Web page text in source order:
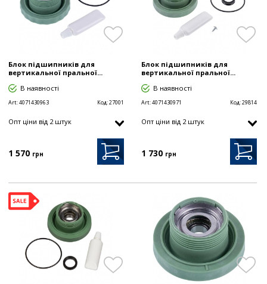
Блок підшипників для
вертикальної пральної...
В наявності
Art:4071430963 Код:27001
Опт цiни від 2 штук
1 570 грн
Блок підшипників для
вертикальної пральної...
В наявності
Art:4071430971 Код:29814
Опт цiни від 2 штук
1 730 грн